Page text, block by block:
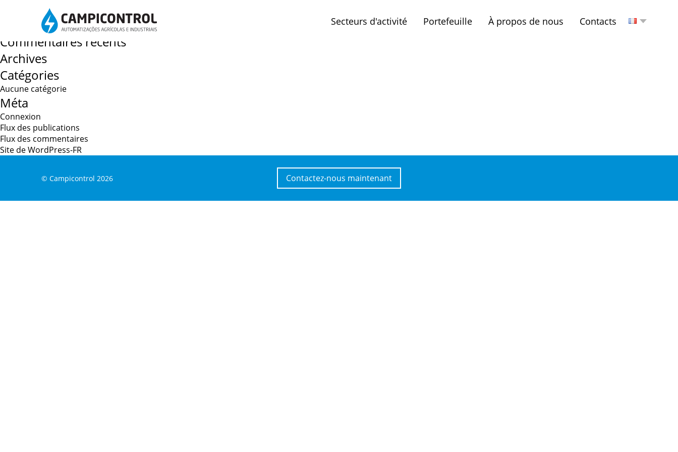
Secteurs d'activité Portefeuille À propos de nous Contacts
Navigation
l’article
Systèmes d’irrigation
Rechercher :
Commentaires récents
Archives
Catégories
Aucune catégorie
Méta
Connexion
Flux des publications
Flux des commentaires
Site de WordPress-FR
© Campicontrol 2026 Contactez-nous maintenant